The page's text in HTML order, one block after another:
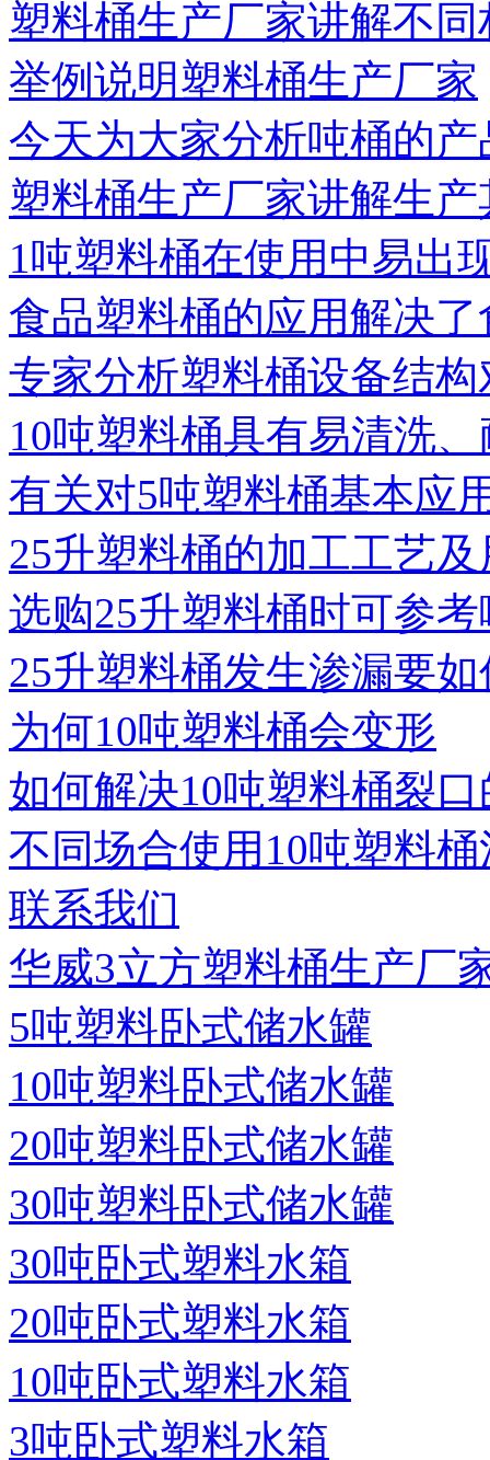
塑料桶生产厂家讲解不同
举例说明塑料桶生产厂家
今天为大家分析吨桶的
塑料桶生产厂家讲解生产
1吨塑料桶在使用中易出
食品塑料桶的应用解决
专家分析塑料桶设备结
10吨塑料桶具有易清洗
有关对5吨塑料桶基本应
25升塑料桶的加工工艺
选购25升塑料桶时可参
25升塑料桶发生渗漏要
为何10吨塑料桶会变形
如何解决10吨塑料桶裂
不同场合使用10吨塑料
联系我们
华威3立方塑料桶生产厂
5吨塑料卧式储水罐
10吨塑料卧式储水罐
20吨塑料卧式储水罐
30吨塑料卧式储水罐
30吨卧式塑料水箱
20吨卧式塑料水箱
10吨卧式塑料水箱
3吨卧式塑料水箱